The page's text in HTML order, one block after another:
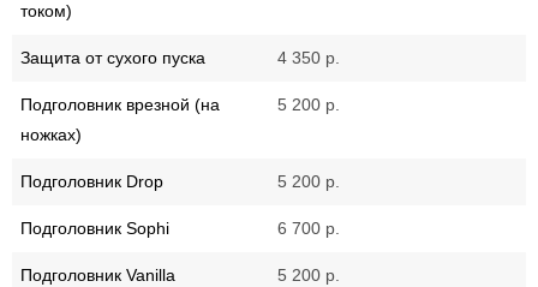
током)
Защита от сухого пуска 4 350 р.
Подголовник врезной (на
ножках)
5 200 р.
Подголовник Drop 5 200 р.
Подголовник Sophi 6 700 р.
Подголовник Vanilla 5 200 р.